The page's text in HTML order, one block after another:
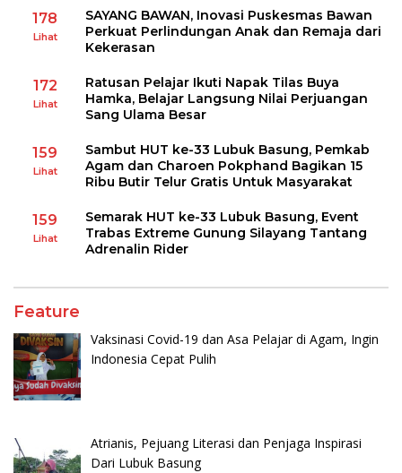
178
Lihat
SAYANG BAWAN, Inovasi Puskesmas Bawan
Perkuat Perlindungan Anak dan Remaja dari
Kekerasan
172
Lihat
Ratusan Pelajar Ikuti Napak Tilas Buya
Hamka, Belajar Langsung Nilai Perjuangan
Sang Ulama Besar
159
Lihat
Sambut HUT ke-33 Lubuk Basung, Pemkab
Agam dan Charoen Pokphand Bagikan 15
Ribu Butir Telur Gratis Untuk Masyarakat
159
Lihat
Semarak HUT ke-33 Lubuk Basung, Event
Trabas Extreme Gunung Silayang Tantang
Adrenalin Rider
Feature
Vaksinasi Covid-19 dan Asa Pelajar di Agam, Ingin
Indonesia Cepat Pulih
Atrianis, Pejuang Literasi dan Penjaga Inspirasi
Dari Lubuk Basung